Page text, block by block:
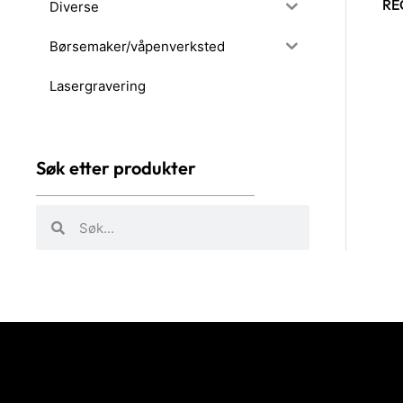
Diverse
Børsemaker/våpenverksted
Lasergravering
Søk etter produkter